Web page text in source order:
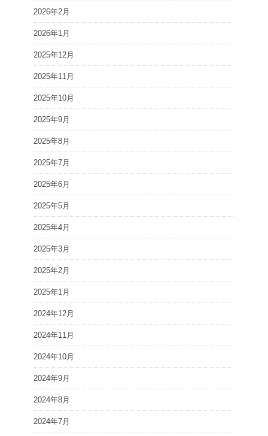
2026年2月
2026年1月
2025年12月
2025年11月
2025年10月
2025年9月
2025年8月
2025年7月
2025年6月
2025年5月
2025年4月
2025年3月
2025年2月
2025年1月
2024年12月
2024年11月
2024年10月
2024年9月
2024年8月
2024年7月